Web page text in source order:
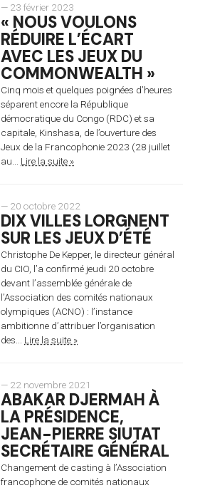
— 23 février 2023
« NOUS VOULONS
RÉDUIRE L’ÉCART
AVEC LES JEUX DU
COMMONWEALTH »
Cinq mois et quelques poignées d’heures
séparent encore la République
démocratique du Congo (RDC) et sa
capitale, Kinshasa, de l’ouverture des
Jeux de la Francophonie 2023 (28 juillet
au... Lire la suite »
— 20 octobre 2022
DIX VILLES LORGNENT
SUR LES JEUX D’ÉTÉ
Christophe De Kepper, le directeur général
du CIO, l’a confirmé jeudi 20 octobre
devant l’assemblée générale de
l’Association des comités nationaux
olympiques (ACNO) : l’instance
ambitionne d’attribuer l’organisation
des... Lire la suite »
— 22 novembre 2021
ABAKAR DJERMAH À
LA PRÉSIDENCE,
JEAN-PIERRE SIUTAT
SECRÉTAIRE GÉNÉRAL
Changement de casting à l’Association
francophone de comités nationaux